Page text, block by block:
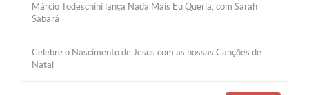
Márcio Todeschini lança Nada Mais Eu Queria, com Sarah
Sabará
Celebre o Nascimento de Jesus com as nossas Canções de
Natal